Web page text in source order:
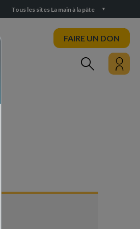
Tous les sites La main à la pâte
FAIRE UN DON